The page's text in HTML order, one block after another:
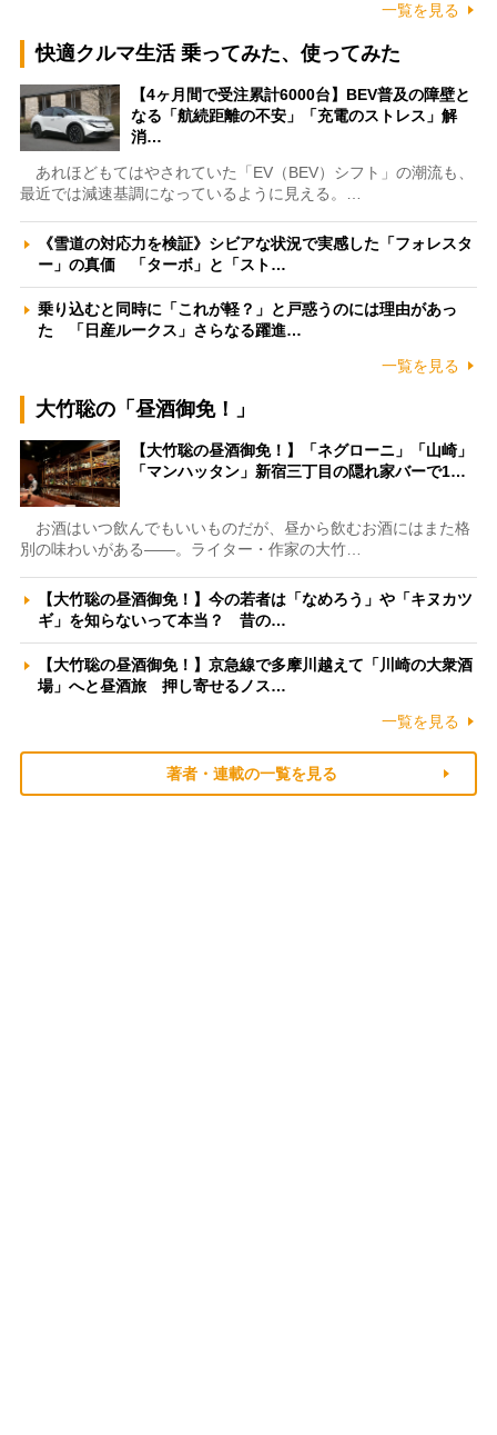
一覧を見る
快適クルマ生活 乗ってみた、使ってみた
【4ヶ月間で受注累計6000台】BEV普及の障壁と
なる「航続距離の不安」「充電のストレス」解
消…
あれほどもてはやされていた「EV（BEV）シフト」の潮流も、
最近では減速基調になっているように見える。…
《雪道の対応力を検証》シビアな状況で実感した「フォレスタ
ー」の真価 「ターボ」と「スト…
乗り込むと同時に「これが軽？」と戸惑うのには理由があっ
た 「日産ルークス」さらなる躍進…
一覧を見る
大竹聡の「昼酒御免！」
【大竹聡の昼酒御免！】「ネグローニ」「山崎」
「マンハッタン」新宿三丁目の隠れ家バーで1…
お酒はいつ飲んでもいいものだが、昼から飲むお酒にはまた格
別の味わいがある――。ライター・作家の大竹…
【大竹聡の昼酒御免！】今の若者は「なめろう」や「キヌカツ
ギ」を知らないって本当？ 昔の…
【大竹聡の昼酒御免！】京急線で多摩川越えて「川崎の大衆酒
場」へと昼酒旅 押し寄せるノス…
一覧を見る
著者・連載の一覧を見る